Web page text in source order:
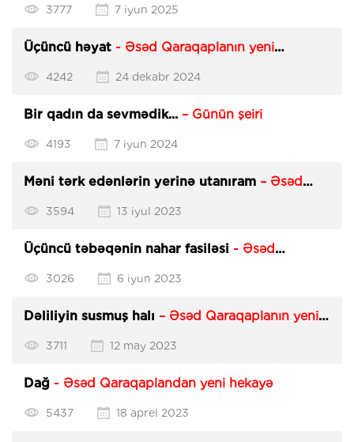
3777 7 iyun 2025
Üçüncü həyat - Əsəd Qaraqaplanın yeni
4242 24 dekabr 2024
Bir qadın da sevmədik... – Günün şeiri
4193 7 iyun 2024
Məni tərk edənlərin yerinə utanıram – Əsəd
3594 13 iyul 2023
Üçüncü təbəqənin nahar fasiləsi - Əsəd
3026 6 iyun 2023
Dəliliyin susmuş halı – Əsəd Qaraqaplanın yeni
3711 12 may 2023
Dağ - Əsəd Qaraqaplandan yeni hekayə
5437 18 aprel 2023